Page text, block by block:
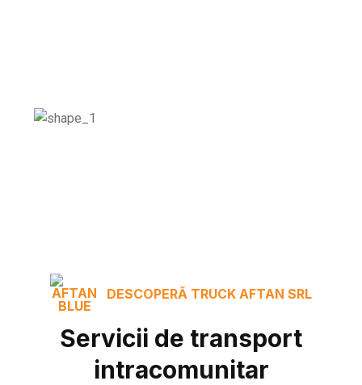
DESCOPERĂ TRUCK AFTAN SRL
Servicii de transport
intracomunitar